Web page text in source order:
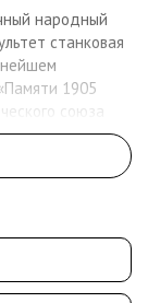
народный
станковая
1905
союза
в жанре
в частных
и